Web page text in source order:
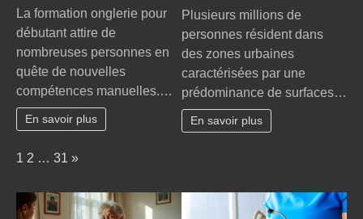
bases
de
la
formation
onglerie
pour
débutant
La formation onglerie pour
débutant attire de
nombreuses personnes en
quête de nouvelles
compétences manuelles.…
En savoir plus
Pourquoi
jardinage
urbain
transforme
les
villes
?
Plusieurs millions de
personnes résident dans
des zones urbaines
caractérisées par une
prédominance de surfaces…
En savoir plus
Page:
1 2 … 31 Next
»